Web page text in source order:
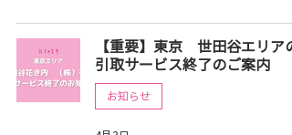
【重要】東京 世田谷エリアの
引取サービス終了のご案内
お知らせ